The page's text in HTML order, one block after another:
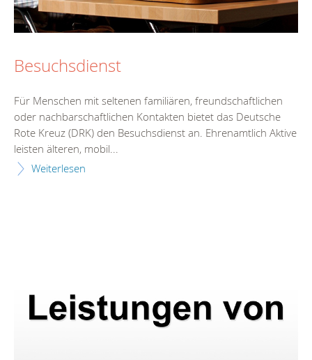
Besuchsdienst
Für Menschen mit seltenen familiären, freundschaftlichen
oder nachbarschaftlichen Kontakten bietet das Deutsche
Rote Kreuz (DRK) den Besuchsdienst an. Ehrenamtlich Aktive
leisten älteren, mobil...
Weiterlesen